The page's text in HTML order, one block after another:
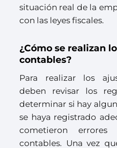
situación real de la
con las leyes fiscales.
¿Cómo se realizan
contables?
Para realizar los
deben revisar los
determinar si hay
se haya registrado
cometieron
contables. Una vez